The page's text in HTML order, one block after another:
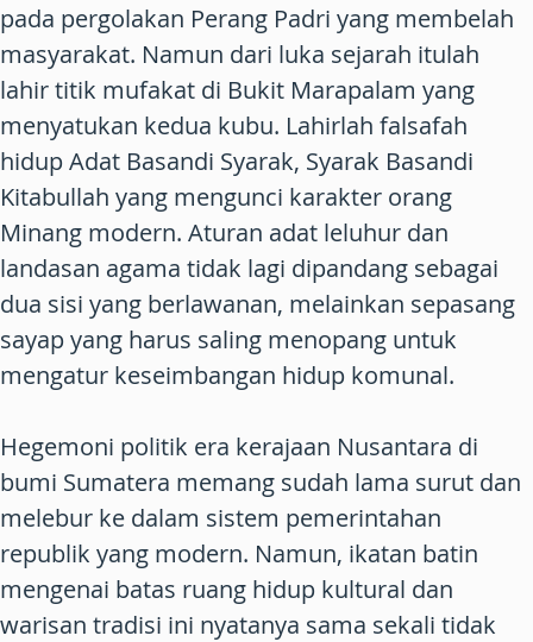
pada pergolakan Perang Padri yang membelah
masyarakat. Namun dari luka sejarah itulah
lahir titik mufakat di Bukit Marapalam yang
menyatukan kedua kubu. Lahirlah falsafah
hidup Adat Basandi Syarak, Syarak Basandi
Kitabullah yang mengunci karakter orang
Minang modern. Aturan adat leluhur dan
landasan agama tidak lagi dipandang sebagai
dua sisi yang berlawanan, melainkan sepasang
sayap yang harus saling menopang untuk
mengatur keseimbangan hidup komunal.
Hegemoni politik era kerajaan Nusantara di
bumi Sumatera memang sudah lama surut dan
melebur ke dalam sistem pemerintahan
republik yang modern. Namun, ikatan batin
mengenai batas ruang hidup kultural dan
warisan tradisi ini nyatanya sama sekali tidak